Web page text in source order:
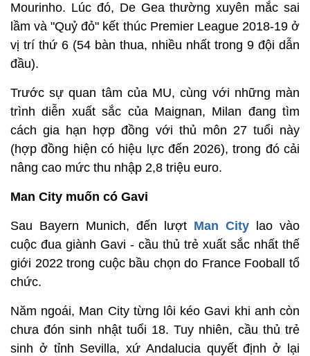
Mourinho. Lúc đó, De Gea thường xuyên mắc sai
lầm và "Quỷ đỏ" kết thúc Premier League 2018-19 ở
vị trí thứ 6 (54 bàn thua, nhiều nhất trong 9 đội dẫn
đầu).
Trước sự quan tâm của MU, cùng với những màn
trình diễn xuất sắc của Maignan, Milan đang tìm
cách gia hạn hợp đồng với thủ môn 27 tuổi này
(hợp đồng hiện có hiệu lực đến 2026), trong đó cải
nâng cao mức thu nhập 2,8 triệu euro.
Man City muốn có Gavi
Sau Bayern Munich, đến lượt Man City lao vào
cuộc đua giành Gavi - cầu thủ trẻ xuất sắc nhất thế
giới 2022 trong cuộc bầu chọn do France Fooball tổ
chức.
Năm ngoái, Man City từng lôi kéo Gavi khi anh còn
chưa đón sinh nhật tuổi 18. Tuy nhiên, cầu thủ trẻ
sinh ở tỉnh Sevilla, xứ Andalucia quyết định ở lại